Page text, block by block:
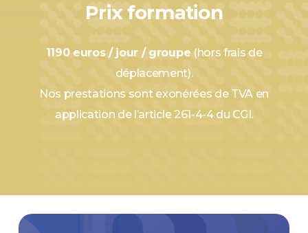
Prix formation
1190 euros / jour / groupe (hors frais de
déplacement).
Nos prestations sont exonérées de TVA en
application de l’article 261-4-4 du CGI.